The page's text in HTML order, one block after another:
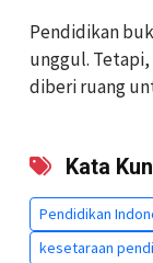
Pendidikan
unggul.
diberi ruang
Kata
Pendidikan
kesetaraan